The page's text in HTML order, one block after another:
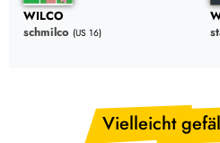
WILCO
schmilco (US 16)
Vielleicht